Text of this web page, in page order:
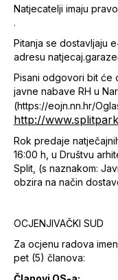
Natjecatelji imaju
.
Pitanja se dostavljaju
adresu
Pisani odgovori bit će
javne nabave RH u
(https://eojn.nn.hr/
http://
Rok predaje
16:00 h, u Društvu
Split, (s naznakom:
obzira na način
OCJENJIVAČKI SUD
Za ocjenu radova
pet (5) članova: